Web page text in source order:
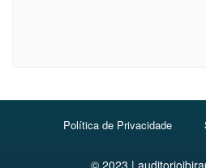
Política de Privacidade
© 2023 |